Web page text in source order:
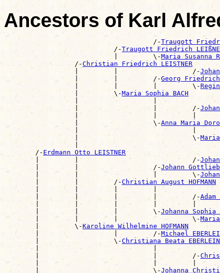
Ancestors of Karl
                                      /-
Traugott
                            /-
Traugott Friedrich
                            |         \-
Maria Susanna
                  /-
Christian Friedrich LEISTNER
                  |         |                   /-
                  |         |         /-
Georg Friedrich
                  |         |         |         \-
                  |         \-
Maria Sophia BACH
|                   |
                  |                   |         /-
|                   |         |
                  |                   \-
Anna Maria
|                             |
                  |                             \-
|
        /-
Erdmann Otto LEISTNER
        |         |                             /-
        |         |                   /-
Johann Gottlieb
        |         |                   |         \-
        |         |         /-
Christian August HOFMANN
|         |         |         |
        |         |         |         |         /-
|         |         |         |         |
        |         |         |         \-
Johanna Sophia
        |         |         |                   \-
        |         \-
Karoline Wilhelmine HOFMANN
        |                   |         /-
Michael
        |                   \-
Christiana Beata EBERLEIN
|                             |
        |                             |         /-
|                             |         |
        |                             \-
Johanna